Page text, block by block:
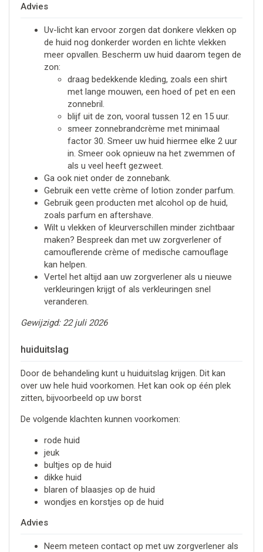
Advies
Uv-licht kan ervoor zorgen dat donkere vlekken op
de huid nog donkerder worden en lichte vlekken
meer opvallen. Bescherm uw huid daarom tegen de
zon:
draag bedekkende kleding, zoals een shirt
met lange mouwen, een hoed of pet en een
zonnebril.
blijf uit de zon, vooral tussen 12 en 15 uur.
smeer zonnebrandcrème met minimaal
factor 30. Smeer uw huid hiermee elke 2 uur
in. Smeer ook opnieuw na het zwemmen of
als u veel heeft gezweet.
Ga ook niet onder de zonnebank.
Gebruik een vette crème of lotion zonder parfum.
Gebruik geen producten met alcohol op de huid,
zoals parfum en aftershave.
Wilt u vlekken of kleurverschillen minder zichtbaar
maken? Bespreek dan met uw zorgverlener of
camouflerende crème of medische camouflage
kan helpen.
Vertel het altijd aan uw zorgverlener als u nieuwe
verkleuringen krijgt of als verkleuringen snel
veranderen.
Gewijzigd: 22 juli 2026
huiduitslag
Door de behandeling kunt u huiduitslag krijgen. Dit kan
over uw hele huid voorkomen. Het kan ook op één plek
zitten, bijvoorbeeld op uw borst
De volgende klachten kunnen voorkomen:
rode huid
jeuk
bultjes op de huid
dikke huid
blaren of blaasjes op de huid
wondjes en korstjes op de huid
Advies
Neem meteen contact op met uw zorgverlener als